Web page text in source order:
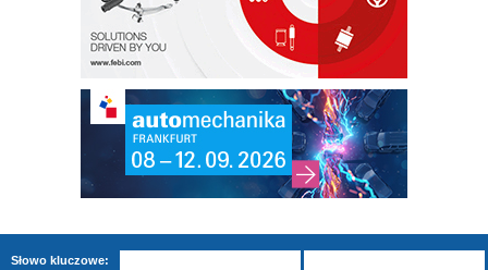
Słowo kluczowe: